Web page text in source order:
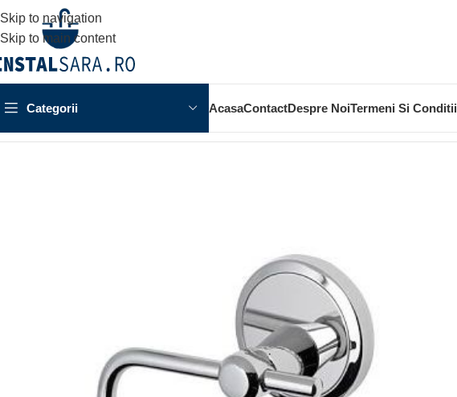
Skip to navigation
Skip to main content
Categorii AcasaContactDespre NoiTermeni Si Conditii